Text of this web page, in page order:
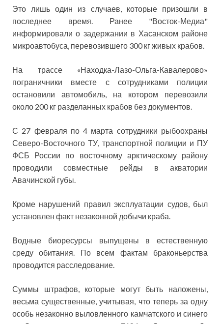
Это лишь один из случаев, которые призошли в
последнее время. Ранее "Восток-Медиа"
информировали о задержании в Хасанском районе
микроавтобуса, перевозившего 300 кг живых крабов.
На трассе «Находка-Лазо-Ольга-Кавалерово»
пограничники вместе с сотрудниками полиции
остановили автомобиль, на котором перевозили
около 200 кг разделанных крабов без документов.
С 27 февраля по 4 марта сотрудники рыбоохраны
Северо-Восточного ТУ, транспортной полиции и ПУ
ФСБ России по восточному арктическому району
проводили совместные рейды в акватории
Авачинской губы.
Кроме нарушений правил эксплуатации судов, был
установлен факт незаконной добычи краба.
Водные биоресурсы выпущены в естественную
среду обитания. По всем фактам браконьерства
проводится расследование.
Суммы штрафов, которые могут быть наложены,
весьма существенные, учитывая, что теперь за одну
особь незаконно выловленного камчатского и синего